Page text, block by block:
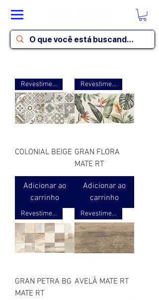
Revestimento acetinado
COLONIAL BEIGE
Adicionar ao
carrinho
Revestimento ret. acetinado 3D
GRAN FLORA
MATE RT
Adicionar ao
carrinho
Revestimento ret. acetinado 3D
GRAN PETRA BG
MATE RT
Revestimento ret. acetinado 3D
AVELÃ MATE RT